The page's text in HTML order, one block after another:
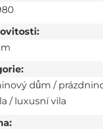
dům /
/ luxusní vila